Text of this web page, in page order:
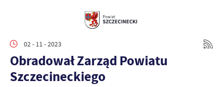
02 - 11 - 2023
Obradował Zarząd Powiatu
Szczecineckiego